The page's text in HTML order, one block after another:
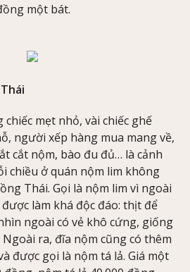
một bát.
mẹt nhỏ, vài chiếc ghế
người xếp hàng mua mang về,
cắt nộm, bào đu đủ… là cảnh
chiều ở quán nộm lim không
Thái. Gọi là nộm lim vì ngoài
làm khá độc đáo: thịt để
ngoài có vẻ khô cứng, giống
ra, đĩa nộm cũng có thêm
được gọi là nộm tá lả. Giá một